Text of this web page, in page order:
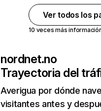
Ver todos los
10 veces más
nordnet.no
Trayectoria del
Averigua por dónde
visitantes antes y